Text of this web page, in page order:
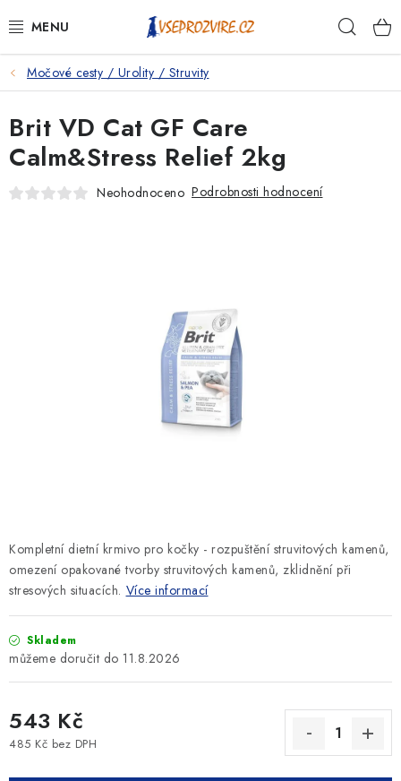
na
PSI
KOČKY
KONĚ
KRÁLÍCI/HLODAVCI/PTÁCI
Močové cesty / Urolity / Struvity
Kompletní dietní krmivo pro kočky - rozpuštění struvitových kamenů,
omezení opakované tvorby struvitových kamenů, zklidnění při
stresových situacích. Více informací
Skladem
11.8.2026
543 Kč
485 Kč bez DPH
Brit VD Cat GF Care
Calm&Stress Relief 2kg
Neohodnoceno Podrobnosti hodnocení